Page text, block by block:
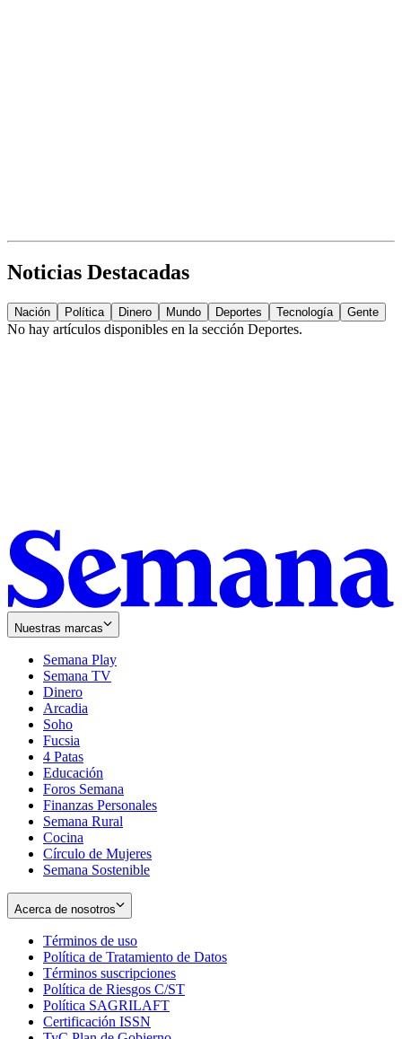
Noticias Destacadas
Nación Política Dinero Mundo Deportes Tecnología Gente
No hay artículos disponibles en la sección Deportes.
Nuestras marcas
Semana Play
Semana TV
Dinero
Arcadia
Soho
in
new
window
Fucsia
in
new
window
4 Patas
Educación
Foros Semana
Finanzas Personales
Semana Rural
Cocina
Círculo de Mujeres
Semana Sostenible
Acerca de nosotros
Términos de uso
in
new
window
Política de Tratamiento de Datos
Términos suscripciones
in
Política de Riesgos C/ST
Política SAGRILAFT
Certificación ISSN